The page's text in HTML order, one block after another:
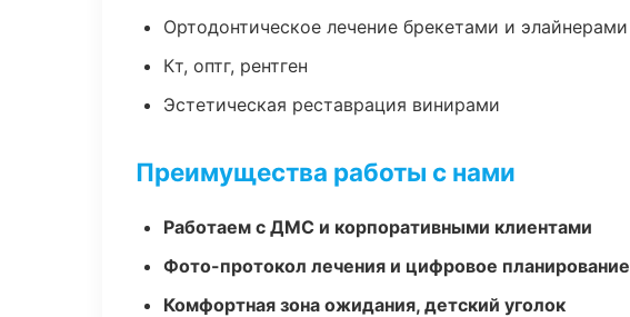
Ортодонтическое лечение брекетами и элайнерами
Кт, оптг, рентген
Эстетическая реставрация винирами
Преимущества работы с нами
Работаем с ДМС и корпоративными клиентами
Фото-протокол лечения и цифровое планирование
Комфортная зона ожидания, детский уголок